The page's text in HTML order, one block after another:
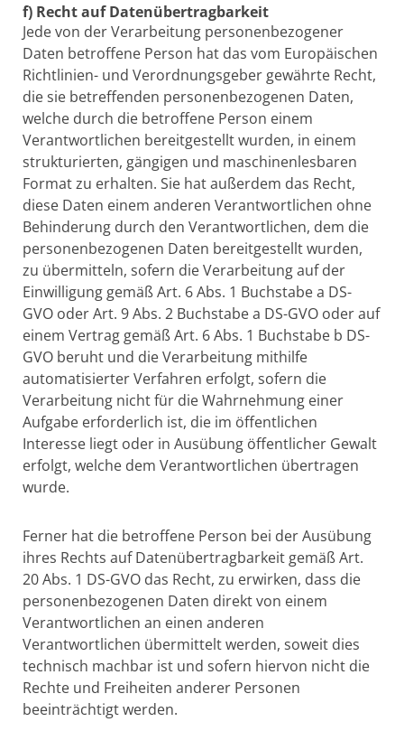
f) Recht auf Datenübertragbarkeit
Jede von der Verarbeitung personenbezogener
Daten betroffene Person hat das vom Europäischen
Richtlinien- und Verordnungsgeber gewährte Recht,
die sie betreffenden personenbezogenen Daten,
welche durch die betroffene Person einem
Verantwortlichen bereitgestellt wurden, in einem
strukturierten, gängigen und maschinenlesbaren
Format zu erhalten. Sie hat außerdem das Recht,
diese Daten einem anderen Verantwortlichen ohne
Behinderung durch den Verantwortlichen, dem die
personenbezogenen Daten bereitgestellt wurden,
zu übermitteln, sofern die Verarbeitung auf der
Einwilligung gemäß Art. 6 Abs. 1 Buchstabe a DS-
GVO oder Art. 9 Abs. 2 Buchstabe a DS-GVO oder auf
einem Vertrag gemäß Art. 6 Abs. 1 Buchstabe b DS-
GVO beruht und die Verarbeitung mithilfe
automatisierter Verfahren erfolgt, sofern die
Verarbeitung nicht für die Wahrnehmung einer
Aufgabe erforderlich ist, die im öffentlichen
Interesse liegt oder in Ausübung öffentlicher Gewalt
erfolgt, welche dem Verantwortlichen übertragen
wurde.
Ferner hat die betroffene Person bei der Ausübung
ihres Rechts auf Datenübertragbarkeit gemäß Art.
20 Abs. 1 DS-GVO das Recht, zu erwirken, dass die
personenbezogenen Daten direkt von einem
Verantwortlichen an einen anderen
Verantwortlichen übermittelt werden, soweit dies
technisch machbar ist und sofern hiervon nicht die
Rechte und Freiheiten anderer Personen
beeinträchtigt werden.